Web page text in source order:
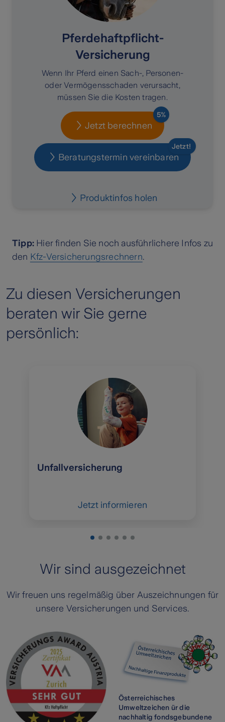
Pferdehaftpflicht-
Versicherung
Wenn Ihr Pferd einen Sach-, Personen-
oder Vermögensschaden verursacht,
müssen Sie die Kosten tragen.
Jetzt berechnen
5%
Beratungstermin vereinbaren
Jetzt!
Produktinfos holen
Tipp: Hier finden Sie noch ausführlichere Infos zu
den Kfz-Versicherungsrechnern.
Zu diesen Versicherungen
beraten wir Sie gerne
persönlich:
Unfallversicherung
Jetzt informieren
Wir sind ausgezeichnet
Wir freuen uns regelmäßig über Auszeichnungen für
unsere Versicherungen und Services.
Österreichisches
Umweltzeichen ür die
nachhaltig fondsgebundene